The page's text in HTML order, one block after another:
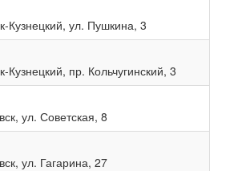
Кузнецкий, ул. Пушкина, 3
Кузнецкий, пр. Кольчугинский, 3
ул. Советская, 8
ул. Гагарина, 27